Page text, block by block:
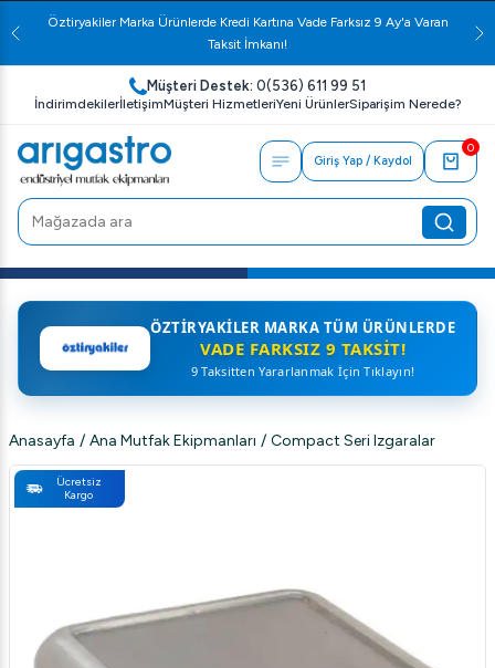
Öztiryakiler Marka Ürünlerde Kredi Kartına Vade Farksız 9 Ay'a Varan
Taksit İmkanı!
Müşteri Destek: 0(536) 611 99 51
İndirimdekilerİletişimMüşteri HizmetleriYeni ÜrünlerSiparişim Nerede?
Giriş Yap / Kaydol
0
ÖZTIRYAKILER MARKA TÜM ÜRÜNLERDE
VADE FARKSIZ 9 TAKSIT!
9 Taksitten Yararlanmak İçin Tıklayın!
Anasayfa / Ana Mutfak Ekipmanları / Compact Seri Izgaralar
Ücretsiz
Kargo